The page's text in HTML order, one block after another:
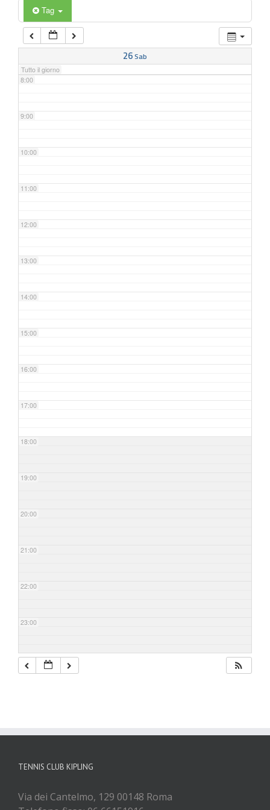
Tag
26Sab
Tutto il giorno
6:00
7:00
8:00
9:00
10:00
11:00
12:00
13:00
14:00
15:00
16:00
17:00
18:00
19:00
20:00
21:00
22:00
23:00
TENNIS CLUB KIPLING
Via dei Cantelmo, 129 00148 Roma